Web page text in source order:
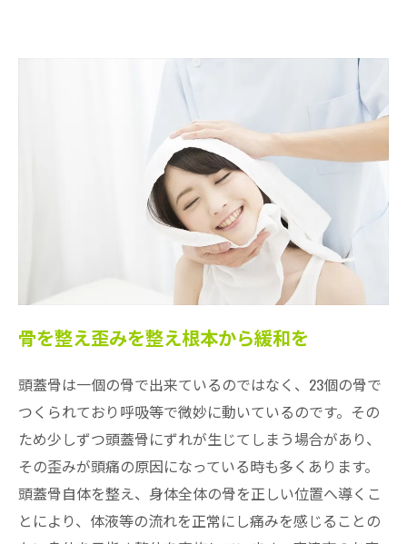
骨を整え歪みを整え根本から緩和を
頭蓋骨は一個の骨で出来ているのではなく、23個の骨で
つくられており呼吸等で微妙に動いているのです。その
ため少しずつ頭蓋骨にずれが生じてしまう場合があり、
その歪みが頭痛の原因になっている時も多くあります。
頭蓋骨自体を整え、身体全体の骨を正しい位置へ導くこ
とにより、体液等の流れを正常にし痛みを感じることの